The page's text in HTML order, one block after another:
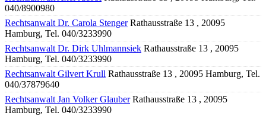
040/8900980
Rechtsanwalt Dr. Carola StengerRathausstraße 13 , 20095
Hamburg, Tel. 040/3233990
Rechtsanwalt Dr. Dirk Uhlmannsiek Rathausstraße 13 , 20095
Hamburg, Tel. 040/3233990
Rechtsanwalt Gilvert Krull Rathausstraße 13 , 20095 Hamburg, Tel.
040/37879640
Rechtsanwalt Jan Volker GlauberRathausstraße 13 , 20095
Hamburg, Tel. 040/3233990